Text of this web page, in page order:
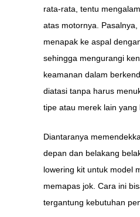
rata-rata, tentu
atas motornya.
menapak ke aspal
sehingga mengurangi
keamanan dalam
diatasi tanpa harus
tipe atau merek lain yang
Diantaranya
depan dan belakang
lowering kit untuk model
memapas jok. Cara ini
tergantung kebutuhan